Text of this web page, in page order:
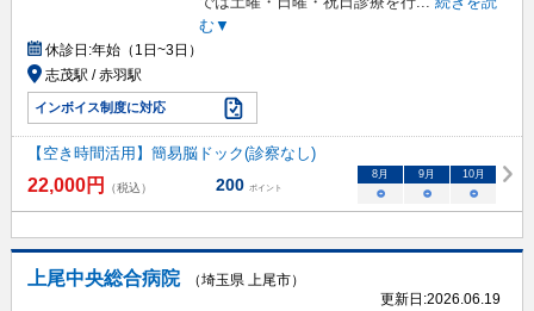
む▼
休診日:年始（1日~3日）
志茂駅 / 赤羽駅
インボイス制度に対応
【空き時間活用】簡易脳ドック(診察なし)
22,000円 （税込） 200 ポイント
8月 9月 10月
○ ○ ○
上尾中央総合病院
（埼玉県 上尾市）
更新日:2026.06.19